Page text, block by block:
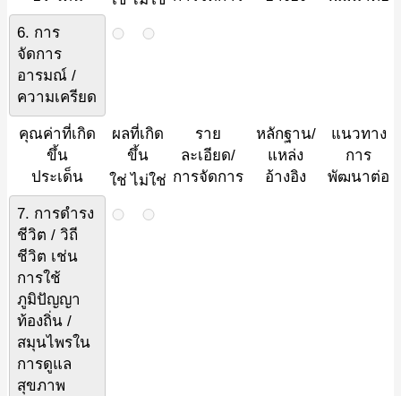
6. การ
จัดการ
อารมณ์ /
ความเครียด
คุณค่าที่เกิด
ขึ้น
ประเด็น
ผลที่เกิด
ขึ้น
ราย
ละเอียด/
การจัดการ
หลักฐาน/
แหล่ง
อ้างอิง
แนวทาง
การ
พัฒนาต่อ
ใช่ ไม่ใช่
7. การดำรง
ชีวิต / วิถี
ชีวิต เช่น
การใช้
ภูมิปัญญา
ท้องถิ่น /
สมุนไพรใน
การดูแล
สุขภาพ